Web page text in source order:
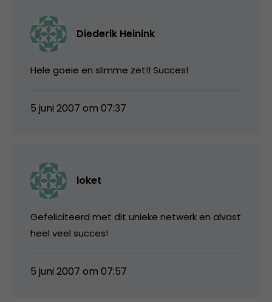
Diederik Heinink
Hele goeie en slimme zet!! Succes!
5 juni 2007 om 07:37
loket
Gefeliciteerd met dit unieke netwerk en alvast
heel veel succes!
5 juni 2007 om 07:57